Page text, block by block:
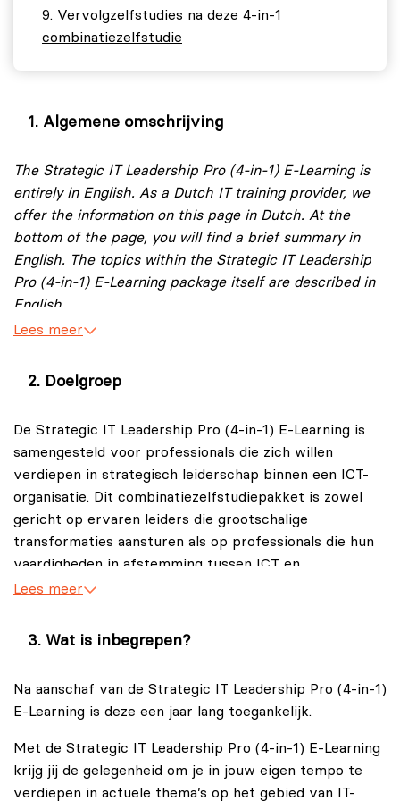
Vervolgzelfstudies na deze 4-in-1
combinatiezelfstudie
Algemene omschrijving
The Strategic IT Leadership Pro (4-in-1) E-Learning is
entirely in English. As a Dutch IT training provider, we
offer the information on this page in Dutch. At the
bottom of the page, you will find a brief summary in
English. The topics within the Strategic IT Leadership
Pro (4-in-1) E-Learning package itself are described in
English.
bestaat uit de volgende vier zelfstudiepakketten:
Lean IT Leadership E-Learning.
IT Business Relationship Manager E-Learning.
Change Management Foundation E-Learning.
Enabling Integrated IT Service Management™ with
DevOps, Agile & Lean (ESM) E-Learning.
helpt jou voorbereiden op een leiderschapsrol binnen
een hedendaagse ICT-organisatie. Je leert bijvoorbeeld
teams kunt versterken en hoe jij procesverbeteringen
kunt realiseren. Daarnaast zul je de inzichten verkrijgen
om als strategische partner de samenwerking tussen
ICT en bedrijfsvoering te optimaliseren en tastbare
waarde te leveren.
Lees meer
Doelgroep
De Strategic IT Leadership Pro (4-in-1) E-Learning is
samengesteld voor professionals die zich willen
verdiepen in strategisch leiderschap binnen een ICT-
organisatie. Dit combinatiezelfstudiepakket is zowel
gericht op ervaren leiders die grootschalige
transformaties aansturen als op professionals die hun
vaardigheden in afstemming tussen ICT en
bedrijfsvoering, verandermanagement en geïntegreerd
De Strategic IT Leadership Pro (4-in-1) E-Learning is
CIO’s, ICT-directeuren en senior leidinggevenden die
transformaties en het realiseren van strategische
initiatieven.
Lees meer
Wat is inbegrepen?
Na aanschaf van de Strategic IT Leadership Pro (4-in-1)
E-Learning is deze een jaar lang toegankelijk.
Met de Strategic IT Leadership Pro (4-in-1) E-Learning
krijg jij de gelegenheid om je in jouw eigen tempo te
verdiepen in actuele thema’s op het gebied van IT-